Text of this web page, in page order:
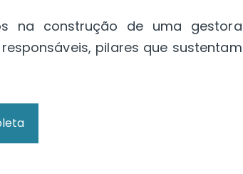
na construção de uma gestora
pilares que sustentam